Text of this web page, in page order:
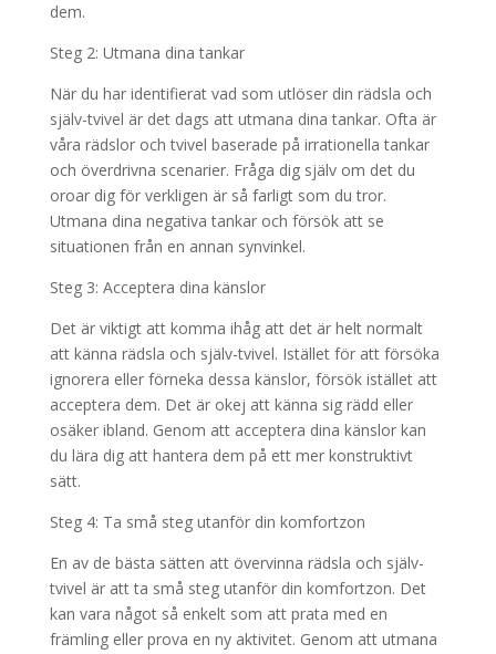
dem.
Steg 2: Utmana dina tankar
När du har identifierat vad som utlöser din rädsla och
själv-tvivel är det dags att utmana dina tankar. Ofta är
våra rädslor och tvivel baserade på irrationella tankar
och överdrivna scenarier. Fråga dig själv om det du
oroar dig för verkligen är så farligt som du tror.
Utmana dina negativa tankar och försök att se
situationen från en annan synvinkel.
Steg 3: Acceptera dina känslor
Det är viktigt att komma ihåg att det är helt normalt
att känna rädsla och själv-tvivel. Istället för att försöka
ignorera eller förneka dessa känslor, försök istället att
acceptera dem. Det är okej att känna sig rädd eller
osäker ibland. Genom att acceptera dina känslor kan
du lära dig att hantera dem på ett mer konstruktivt
sätt.
Steg 4: Ta små steg utanför din komfortzon
En av de bästa sätten att övervinna rädsla och själv-
tvivel är att ta små steg utanför din komfortzon. Det
kan vara något så enkelt som att prata med en
främling eller prova en ny aktivitet. Genom att utmana